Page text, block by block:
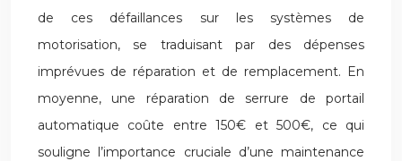
de ces défaillances sur les systèmes de
motorisation, se traduisant par des dépenses
imprévues de réparation et de remplacement. En
moyenne, une réparation de serrure de portail
automatique coûte entre 150€ et 500€, ce qui
souligne l’importance cruciale d’une maintenance